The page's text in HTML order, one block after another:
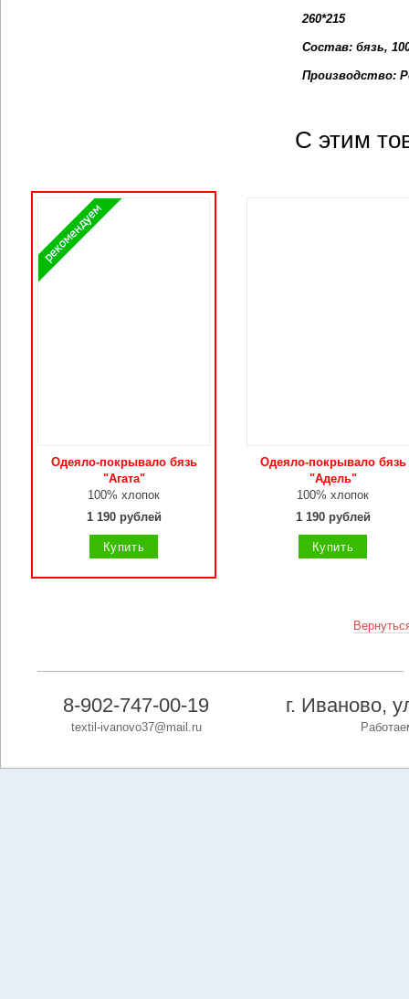
260*215
Состав: бязь,
Производство:
С этим
Одеяло-покрывало бязь
"Агата"
100% хлопок
1 190 рублей
Купить
Одеяло-покрывало бязь
"Адель"
100% хлопок
1 190 рублей
Купить
8-902-747-00-19
textil-ivanovo37@mail.ru
г. Иваново,